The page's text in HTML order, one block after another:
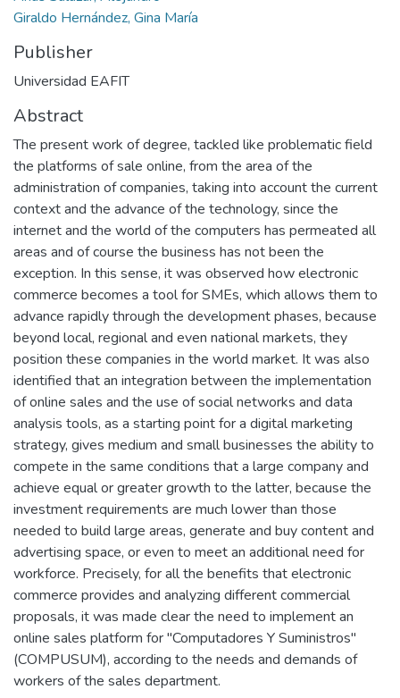
Giraldo Hernández, Gina María
Publisher
Universidad EAFIT
Abstract
The present work of degree, tackled like problematic field
the platforms of sale online, from the area of ​​the
administration of companies, taking into account the current
context and the advance of the technology, since the
internet and the world of the computers has permeated all
areas and of course the business has not been the
exception. In this sense, it was observed how electronic
commerce becomes a tool for SMEs, which allows them to
advance rapidly through the development phases, because
beyond local, regional and even national markets, they
position these companies in the world market. It was also
identified that an integration between the implementation
of online sales and the use of social networks and data
analysis tools, as a starting point for a digital marketing
strategy, gives medium and small businesses the ability to
compete in the same conditions that a large company and
achieve equal or greater growth to the latter, because the
investment requirements are much lower than those
needed to build large areas, generate and buy content and
advertising space, or even to meet an additional need for
workforce. Precisely, for all the benefits that electronic
commerce provides and analyzing different commercial
proposals, it was made clear the need to implement an
online sales platform for "Computadores Y Suministros"
(COMPUSUM), according to the needs and demands of
workers of the sales department.